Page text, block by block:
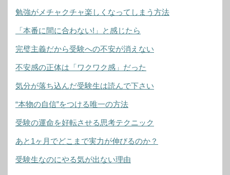
勉強がメチャクチャ楽しくなってしまう方法
「本番に間に合わない!」と感じたら
完璧主義だから受験への不安が消えない
不安感の正体は「ワクワク感」だった
気分が落ち込んだ受験生は読んで下さい
“本物の自信”をつける唯一の方法
受験の運命を好転させる思考テクニック
あと1ヶ月でどこまで実力が伸びるのか？
受験生なのにやる気が出ない理由